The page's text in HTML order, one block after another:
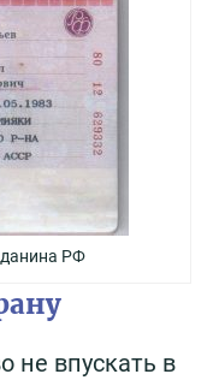
РФ
не впускать в